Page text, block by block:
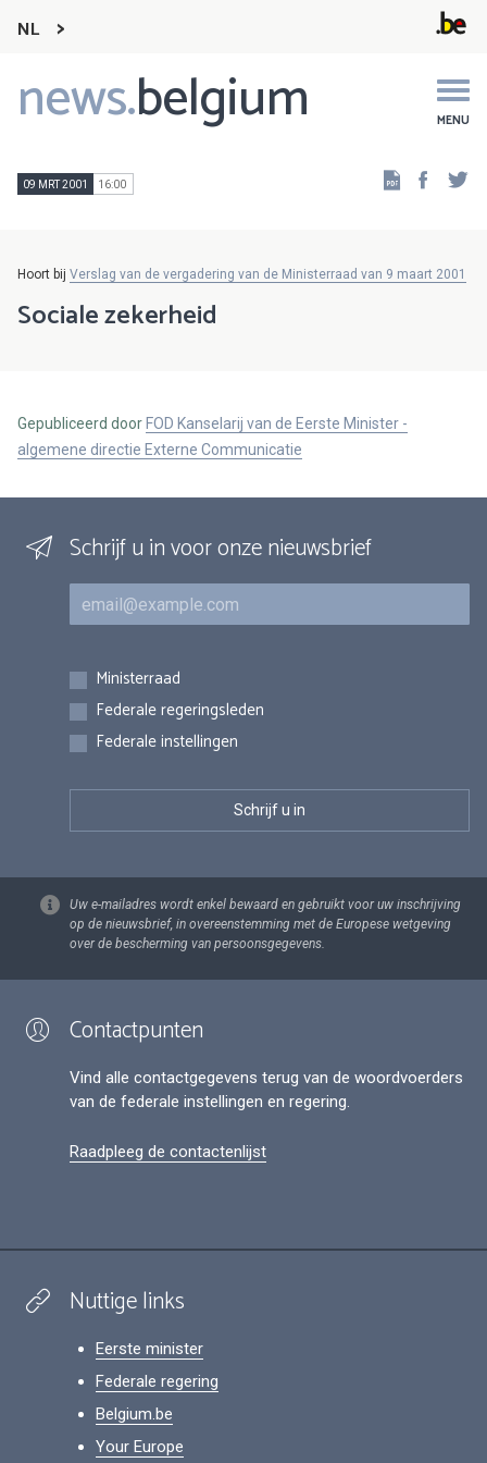
NL
news.belgium MENU
Main
navigation
09 MRT 2001 16:00
Hoort bij Verslag van de vergadering van de Ministerraad van 9 maart 2001
Sociale zekerheid
Gepubliceerd door FOD Kanselarij van de Eerste Minister -
algemene directie Externe Communicatie
Schrijf u in voor onze nieuwsbrief
E-mail
Inschrijvingen
Ministerraad
Federale regeringsleden
Federale instellingen
Uw e-mailadres wordt enkel bewaard en gebruikt voor uw inschrijving
op de nieuwsbrief, in overeenstemming met de Europese wetgeving
over de bescherming van persoonsgegevens.
Contactpunten
Vind alle contactgegevens terug van de woordvoerders
van de federale instellingen en regering.
Raadpleeg de contactenlijst
Nuttige links
Eerste minister
Federale regering
Belgium.be
Your Europe